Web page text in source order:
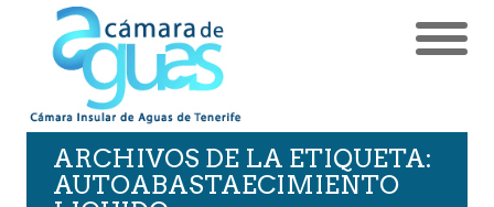
ARCHIVOS DE LA ETIQUETA:
AUTOABASTAECIMIENTO